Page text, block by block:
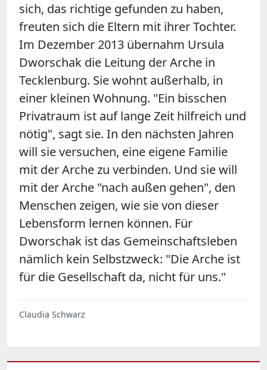
sich, das richtige gefunden zu haben,
freuten sich die Eltern mit ihrer Tochter.
Im Dezember 2013 übernahm Ursula
Dworschak die Leitung der Arche in
Tecklenburg. Sie wohnt außerhalb, in
einer kleinen Wohnung. "Ein bisschen
Privatraum ist auf lange Zeit hilfreich und
nötig", sagt sie. In den nächsten Jahren
will sie versuchen, eine eigene Familie
mit der Arche zu verbinden. Und sie will
mit der Arche "nach außen gehen", den
Menschen zeigen, wie sie von dieser
Lebensform lernen können. Für
Dworschak ist das Gemeinschaftsleben
nämlich kein Selbstzweck: "Die Arche ist
für die Gesellschaft da, nicht für uns."
Claudia Schwarz